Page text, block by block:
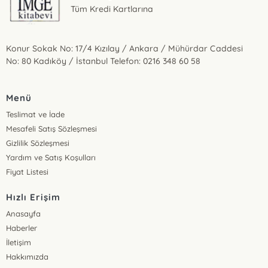
Tüm Kredi Kartlarına
Konur Sokak No: 17/4 Kızılay / Ankara / Mühürdar Caddesi
No: 80 Kadıköy / İstanbul Telefon: 0216 348 60 58
Menü
Teslimat ve İade
Mesafeli Satış Sözleşmesi
Gizlilik Sözleşmesi
Yardım ve Satış Koşulları
Fiyat Listesi
Hızlı Erişim
Anasayfa
Haberler
İletişim
Hakkımızda